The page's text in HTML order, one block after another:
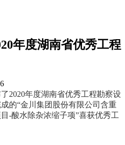
年度湖南省优秀工程
2020年度湖南省优秀工程勘察设
的“金川集团股份有限公司含重
-酸水除杂浓缩子项”喜获优秀工